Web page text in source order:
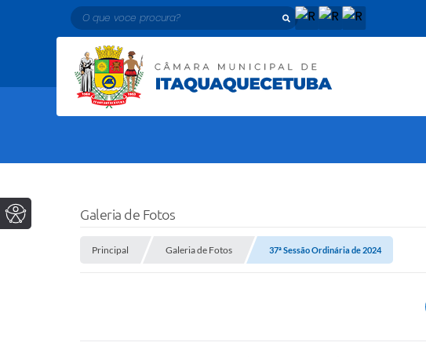
O que voce procura?
Galeria de Fotos
Principal Galeria de Fotos 37ª Sessão Ordinária de 2024